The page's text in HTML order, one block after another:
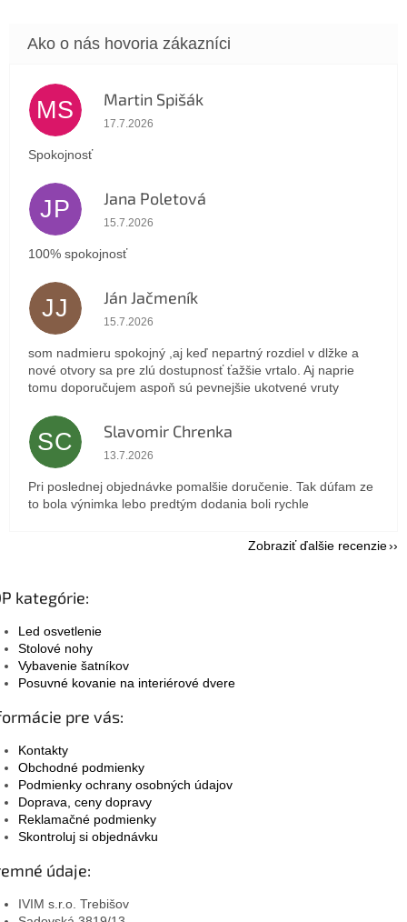
MS Martin Spišák
Hodnotenie obchodu je 5 z 5 hviezdičiek.
17.7.2026
Spokojnosť
JP Jana Poletová
Hodnotenie obchodu je 5 z 5 hviezdičiek.
15.7.2026
100% spokojnosť
JJ Ján Jačmeník
Hodnotenie obchodu je 5 z 5 hviezdičiek.
15.7.2026
som nadmieru spokojný ,aj keď nepartný rozdiel v dlžke a
nové otvory sa pre zlú dostupnosť ťažšie vrtalo. Aj naprie
tomu doporučujem aspoň sú pevnejšie ukotvené vruty
SC Slavomir Chrenka
Hodnotenie obchodu je 5 z 5 hviezdičiek.
13.7.2026
Pri poslednej objednávke pomalšie doručenie. Tak dúfam ze
to bola výnimka lebo predtým dodania boli rychle
Zobraziť ďalšie recenzie
kategórie:
Led osvetlenie
Stolové nohy
Vybavenie šatníkov
Posuvné kovanie na interiérové dvere
pre vás:
Kontakty
Obchodné podmienky
Podmienky ochrany osobných údajov
Doprava, ceny dopravy
Reklamačné podmienky
Skontroluj si objednávku
údaje:
IVIM s.r.o. Trebišov